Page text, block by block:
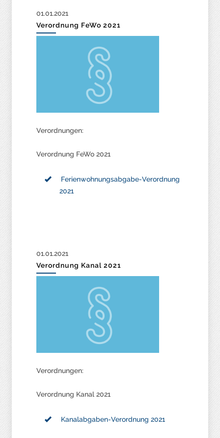
01.01.2021
Verordnung FeWo 2021
Verordnungen:
Verordnung FeWo 2021
Ferienwohnungsabgabe-Verordnung
2021
01.01.2021
Verordnung Kanal 2021
Verordnungen:
Verordnung Kanal 2021
Kanalabgaben-Verordnung 2021